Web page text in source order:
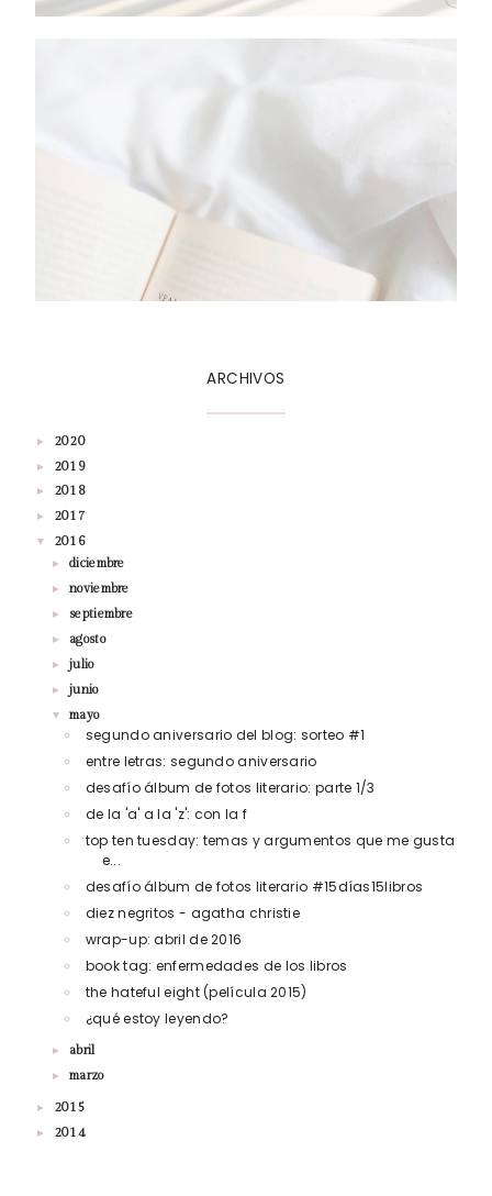
ARCHIVOS
► 2020
► 2019
► 2018
► 2017
▼ 2016
►diciembre
►noviembre
► septiembre
► agosto
►julio
►junio
▼mayo
segundo aniversario del blog: sorteo #1
entre letras: segundo aniversario
desafío álbum de fotos literario: parte 1/3
de la 'a' a la 'z': con la f
top ten tuesday: temas y argumentos que me gusta
e...
desafío álbum de fotos literario #15días15libros
diez negritos - agatha christie
wrap-up: abril de 2016
book tag: enfermedades de los libros
the hateful eight (película 2015)
¿qué estoy leyendo?
► abril
►marzo
► 2015
► 2014